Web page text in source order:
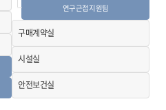
연구근접지원팀
구매계약실
시설실
안전보건실